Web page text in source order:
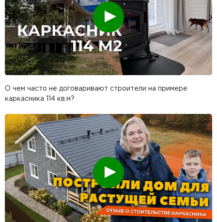
Смотреть
О чем часто не договаривают строители на примере
каркасника 114 кв.м?
Смотреть